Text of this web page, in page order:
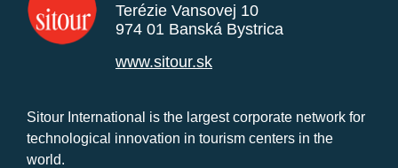
Terézie Vansovej 10
974 01 Banská Bystrica
www.sitour.sk
Sitour International is the largest corporate network for
technological innovation in tourism centers in the
world.